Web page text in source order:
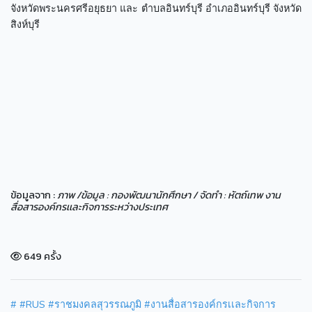
จังหวัดพระนครศรีอยุธยา และ ตำบลอินทร์บุรี อำเภออินทร์บุรี จังหวัด
สิงห์บุรี
ข้อมูลจาก :ภาพ /ข้อมูล : กองพัฒนานักศึกษา / จัดทำ : หัตถ์เทพ งาน
สื่อสารองค์กรเเละกิจการระหว่างประเทศ
649 ครั้ง
# #RUS #ราชมงคลสุวรรณภูมิ #งานสื่อสารองค์กรเเละกิจการ